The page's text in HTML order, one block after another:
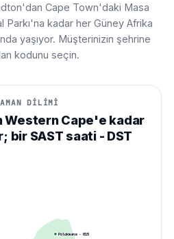
Cape Town'daki Masa
Parkı'na kadar her Güney Afrika
yaşıyor. Müşterinizin şehrine
kodunu seçin.
DİLİMİ
Western Cape'e kadar
bir SAST saati - DST
Polokwane·015